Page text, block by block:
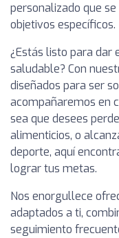
personalizado que
objetivos específicos.
¿Estás listo para dar
saludable? Con
diseñados para ser
acompañaremos en
sea que desees
alimenticios, o
deporte, aquí
lograr tus metas.
Nos enorgullece
adaptados a ti,
seguimiento